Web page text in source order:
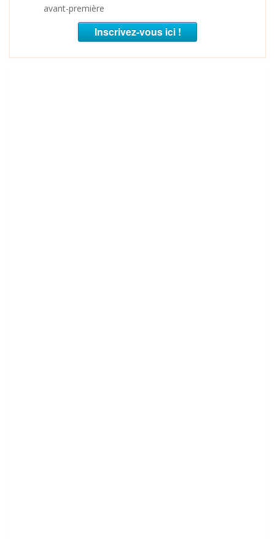
avant-première
Inscrivez-vous ici !